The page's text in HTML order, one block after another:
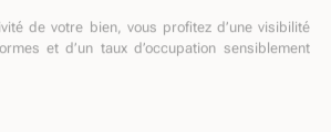
de votre bien, vous profitez d’une visibilité
et d’un taux d’occupation sensiblement